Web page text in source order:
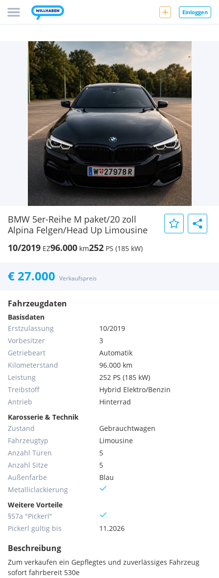
Einloggen
BMW 5er-Reihe M paket/20 zoll
Alpina Felgen/Head Up Limousine
10/2019 EZ96.000 km252 PS (185 kW)
€ 27.000 Verkaufspreis
Fahrzeugdaten
Basisdaten
Erstzulassung
10/2019
Vorbesitzer
3
Getriebeart
Automatik
Kilometerstand
96.000 km
Leistung
252 PS (185 kW)
Treibstoff
Hybrid Elektro/Benzin
Antrieb
Hinterrad
Karosserie & Technik
Zustand
Gebrauchtwagen
Fahrzeugtyp
Limousine
Anzahl Türen
5
Anzahl Sitze
5
Außenfarbe
Blau
Metallic­lackierung
Weitere Vorteile
§57a "Pickerl"
Pickerl gültig bis
11.2026
Beschreibung
Zum verkaufen ein Gepflegtes und zuverlässiges Fahrzeug
sofort fahrbereit 530e